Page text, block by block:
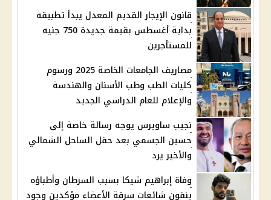
قانون الإيجار القديم المعدل يبدأ تطبيقه
بداية أغسطس بقيمة جديدة 750 جنيه
للمستأجرين
مصاريف الجامعات الخاصة 2025 ورسوم
كليات الطب وطب الأسنان والهندسة
والإعلام للعام الدراسي الجديد
نجيب ساويرس يوجه رسالة خاصة إلى
حسين الجسمي بعد حفل الساحل الشمالي
والأخير يرد
وفاة إبراهيم شيكا بسبب السرطان وأطباؤه
ينفون شائعات سرقة الأعضاء مؤكدين وجود